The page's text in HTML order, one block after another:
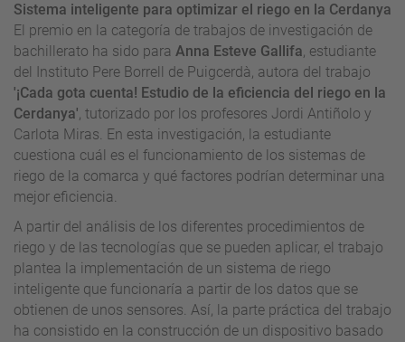
Sistema inteligente para optimizar el riego en la Cerdanya
El premio en la categoría de trabajos de investigación de
bachillerato ha sido para Anna Esteve Gallifa, estudiante
del Instituto Pere Borrell de Puigcerdà, autora del trabajo
'¡Cada gota cuenta! Estudio de la eficiencia del riego en la
Cerdanya', tutorizado por los profesores Jordi Antiñolo y
Carlota Miras. En esta investigación, la estudiante
cuestiona cuál es el funcionamiento de los sistemas de
riego de la comarca y qué factores podrían determinar una
mejor eficiencia.
A partir del análisis de los diferentes procedimientos de
riego y de las tecnologías que se pueden aplicar, el trabajo
plantea la implementación de un sistema de riego
inteligente que funcionaría a partir de los datos que se
obtienen de unos sensores. Así, la parte práctica del trabajo
ha consistido en la construcción de un dispositivo basado